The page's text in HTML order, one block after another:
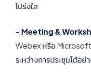
โปร่งใส
- Meeting &
Webex หรือ
ระหว่างการประชุมได้อ